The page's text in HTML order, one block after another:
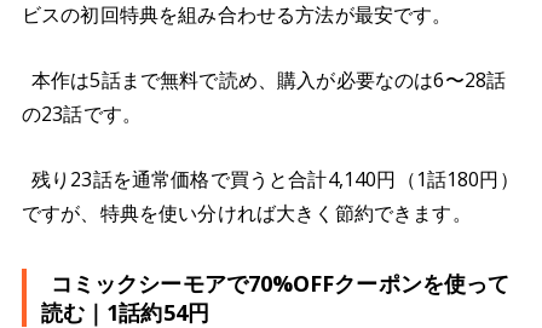
ビスの初回特典を組み合わせる方法が最安です。
本作は5話まで無料で読め、購入が必要なのは6〜28話
の23話です。
残り23話を通常価格で買うと合計4,140円（1話180円）
ですが、特典を使い分ければ大きく節約できます。
コミックシーモアで70%OFFクーポンを使って
読む｜1話約54円